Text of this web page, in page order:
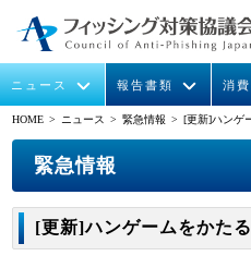
ニュース
イベ
報告書類
月次
消
フィッシ
STOP.運営委
HOME > ニュース >緊急情報 > [更新]ハンゲ
緊急情報
[更新]ハンゲームをかた